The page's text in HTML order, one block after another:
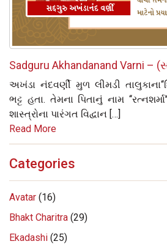
Sadguru Akhandanand Varni –
અખંડા નંદવર્ણી મુળ લીમડી
ભટ્ટ હતા. તેમના પિતાનું નામ
શાસ્ત્રોના પારંગત વિદ્વાન […]
Read More
Categories
Avatar (16)
Bhakt Charitra (29)
Ekadashi (25)